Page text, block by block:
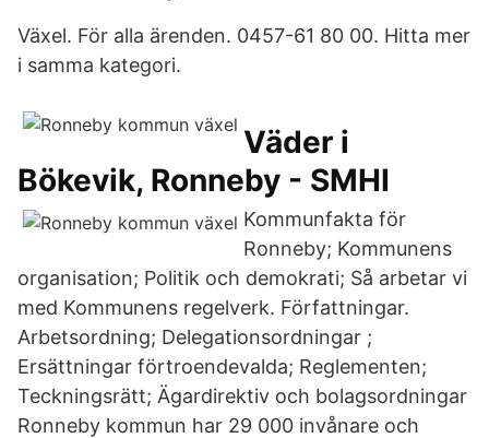
Växel. För alla ärenden. 0457-61 80 00. Hitta mer
i samma kategori.
Väder i
Bökevik, Ronneby - SMHI
Kommunfakta för
Ronneby; Kommunens
organisation; Politik och demokrati; Så arbetar vi
med Kommunens regelverk. Författningar.
Arbetsordning; Delegationsordningar ;
Ersättningar förtroendevalda; Reglementen;
Teckningsrätt; Ägardirektiv och bolagsordningar
Ronneby kommun har 29 000 invånare och